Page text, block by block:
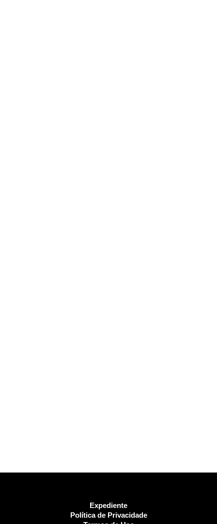
Expediente
Política de Privacidade